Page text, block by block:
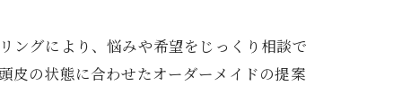
ングにより、悩みや希望をじっくり相談で
皮の状態に合わせたオーダーメイドの提案